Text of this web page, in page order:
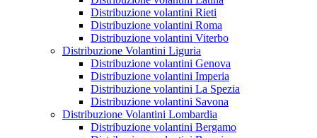
Distribuzione volantini Rieti
Distribuzione volantini Roma
Distribuzione volantini Viterbo
Distribuzione Volantini Liguria
Distribuzione volantini Genova
Distribuzione volantini Imperia
Distribuzione volantini La Spezia
Distribuzione volantini Savona
Distribuzione Volantini Lombardia
Distribuzione volantini Bergamo